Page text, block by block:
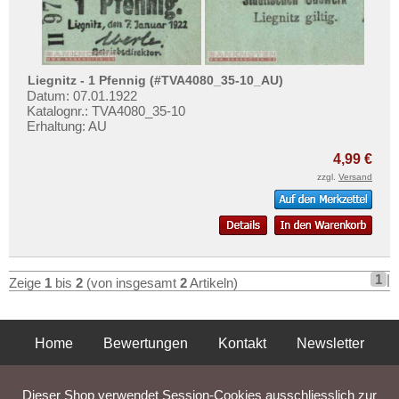
List
Löbau
Lobeda
Löbejün
Lobenstein
Lübeck
Lübtheen
Lübz
Luckau
Testbanknoten
Banknotenbriefe
Kataloge
Aufbewahrung
Gutscheine
Preislisten
Ankauf
Gratisbanknoten
FAQ
Liegnitz - 1 Pfennig (#TVA4080_35-10_AU)
Datum: 07.01.1922
Katalognr.: TVA4080_35-10
Erhaltung: AU
4,99 €
zzgl. Versand
Zeige 1 bis 2 (von insgesamt 2Artikeln) 1 |
Home Bewertungen Kontakt
Newsletter
Dieser Shop verwendet Session-Cookies ausschliesslich zur